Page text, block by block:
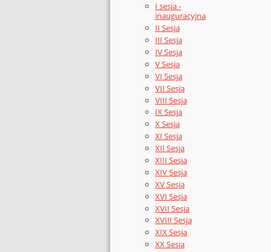
I sesja -
inauguracyjna
II Sesja
III Sesja
IV Sesja
V Sesja
VI Sesja
VII Sesja
VIII Sesja
IX Sesja
X Sesja
XI Sesja
XII Sesja
XIII Sesja
XIV Sesja
XV Sesja
XVI Sesja
XVII Sesja
XVIII Sesja
XIX Sesja
XX Sesja